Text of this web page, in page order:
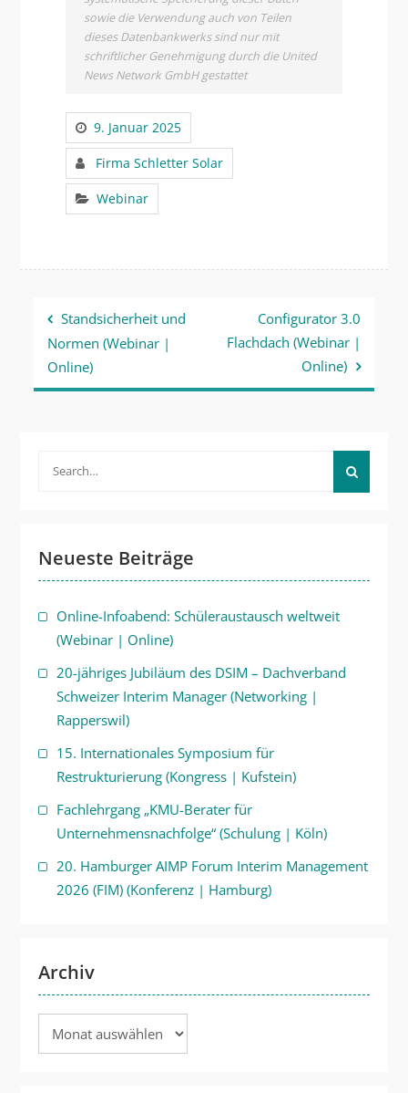
sowie die Verwendung auch von Teilen
dieses Datenbankwerks sind nur mit
schriftlicher Genehmigung durch die United
News Network GmbH gestattet
9. Januar 2025
Firma Schletter Solar
Webinar
Beitragsnavigation
Standsicherheit und
Normen (Webinar |
Online)
Configurator 3.0
Flachdach (Webinar |
Online)
Neueste Beiträge
Online-Infoabend: Schüleraustausch weltweit
(Webinar | Online)
20-jähriges Jubiläum des DSIM – Dachverband
Schweizer Interim Manager (Networking |
Rapperswil)
15. Internationales Symposium für
Restrukturierung (Kongress | Kufstein)
Fachlehrgang „KMU-Berater für
Unternehmensnachfolge“ (Schulung | Köln)
20. Hamburger AIMP Forum Interim Management
2026 (FIM) (Konferenz | Hamburg)
Archiv